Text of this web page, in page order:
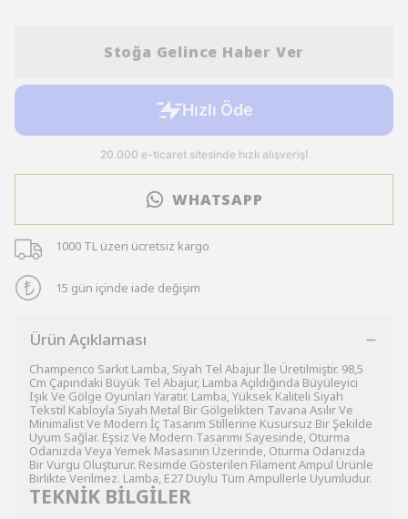
Stoğa Gelince Haber Ver
WHATSAPP
1000 TL üzeri ücretsiz kargo
15 gün içinde iade değişim
Ürün Açıklaması
Champerıco Sarkıt Lamba, Siyah Tel Abajur İle Üretilmiştir. 98,5
Cm Çapındaki Büyük Tel Abajur, Lamba Açıldığında Büyüleyici
Işık Ve Gölge Oyunları Yaratır. Lamba, Yüksek Kaliteli Siyah
Tekstil Kabloyla Siyah Metal Bir Gölgelikten Tavana Asılır Ve
Minimalist Ve Modern İç Tasarım Stillerine Kusursuz Bir Şekilde
Uyum Sağlar. Eşsiz Ve Modern Tasarımı Sayesinde, Oturma
Odanızda Veya Yemek Masasının Üzerinde, Oturma Odanızda
Bir Vurgu Oluşturur. Resimde Gösterilen Filament Ampul Ürünle
Birlikte Verilmez. Lamba, E27 Duylu Tüm Ampullerle Uyumludur.
TEKNİK BİLGİLER